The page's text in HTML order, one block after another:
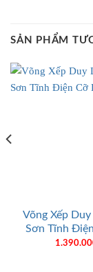
SẢN PHẨM
Võng Xếp
Sơn Tĩnh